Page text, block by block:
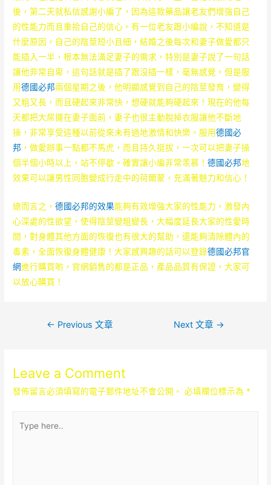
後，第二天就私信感謝小編了，因為這款藥品讓老友們增強自己
的性能力而且重拾自己的信心。有一位老友跟小編說，不知道是
什麼原因，自己的陰莖短小且細，結婚之後每次和妻子做愛都只
能插入一半，根本無法滿足妻子的需求，特別是妻子說了一句話
讓他非常自卑，這句話就是插了跟沒插一樣，毫無感覺。但是服
用德國必邦兩個星期之後，他明顯感覺到自己的陰莖發育，變得
又粗又長，而且硬起來非常快，想硬就能夠硬起來！現在的他每
天都把大屌擺在妻子面前，妻子也很主動脫掉衣服讓他不斷地
操，非常享受這種以前從來未有過地激情和快樂。服用德國必
邦 ，做愛辦事一點都不馬虎，而且持久挺拔，一次可以把妻子操
個半個小時以上，站不停歇。確實讓小編非常羡慕！德國必邦地
效果可以讓男性同胞變成行走中的荷爾蒙，充滿著魅力和信心！
總而言之，德國必邦的效果能夠有效增強大家的性能力，激發內
心深處的性欲望，使得陰莖變粗變長，大幅度延長大家的性愛時
間，對身體其他方面的恢復也有很大的幫助，還能夠清除體內的
毒素，全面恢復身體健康！大家感興趣的話可以登錄德國必邦官
網進行購買喲，官網銷售的都是正品，產品品質有保證，大家可
以放心購買！
覽
← Previous 文章 Next 文章 →
Leave a Comment
發佈留言必須填寫的電子郵件地址不會公開。 必填欄位標示為 *
here..